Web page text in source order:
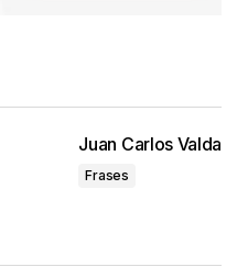
Juan Carlos Valda
Frases